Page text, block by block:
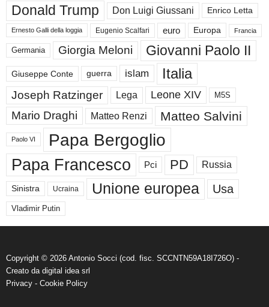
Donald Trump Don Luigi Giussani Enrico Letta
Ernesto Galli della loggia Eugenio Scalfari euro Europa Francia
Germania Giorgia Meloni Giovanni Paolo II
Giuseppe Conte guerra islam Italia
Joseph Ratzinger Lega Leone XIV M5S
Mario Draghi Matteo Renzi Matteo Salvini
Paolo VI Papa Bergoglio
Papa Francesco Pci PD Russia
Sinistra Ucraina Unione europea Usa
Vladimir Putin
Copyright © 2026 Antonio Socci (cod. fisc. SCCNTN59A18I726O) -
Creato da digital idea srl
Privacy - Cookie Policy